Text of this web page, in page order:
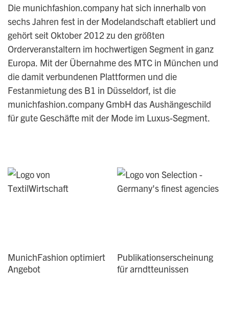
Die munichfashion.company hat sich innerhalb von
sechs Jahren fest in der Modelandschaft etabliert und
gehört seit Oktober 2012 zu den größten
Orderveranstaltern im hochwertigen Segment in ganz
Europa. Mit der Übernahme des MTC in München und
die damit verbundenen Plattformen und die
Festanmietung des B1 in Düsseldorf, ist die
munichfashion.company GmbH das Aushängeschild
für gute Geschäfte mit der Mode im Luxus-Segment.
MunichFashion optimiert
Angebot
Publikationserscheinung
für arndtteunissen